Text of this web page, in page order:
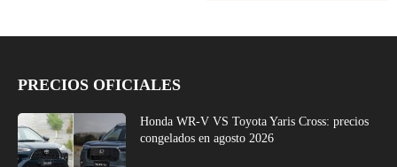
PRECIOS OFICIALES
Honda WR-V VS Toyota Yaris Cross: precios
congelados en agosto 2026